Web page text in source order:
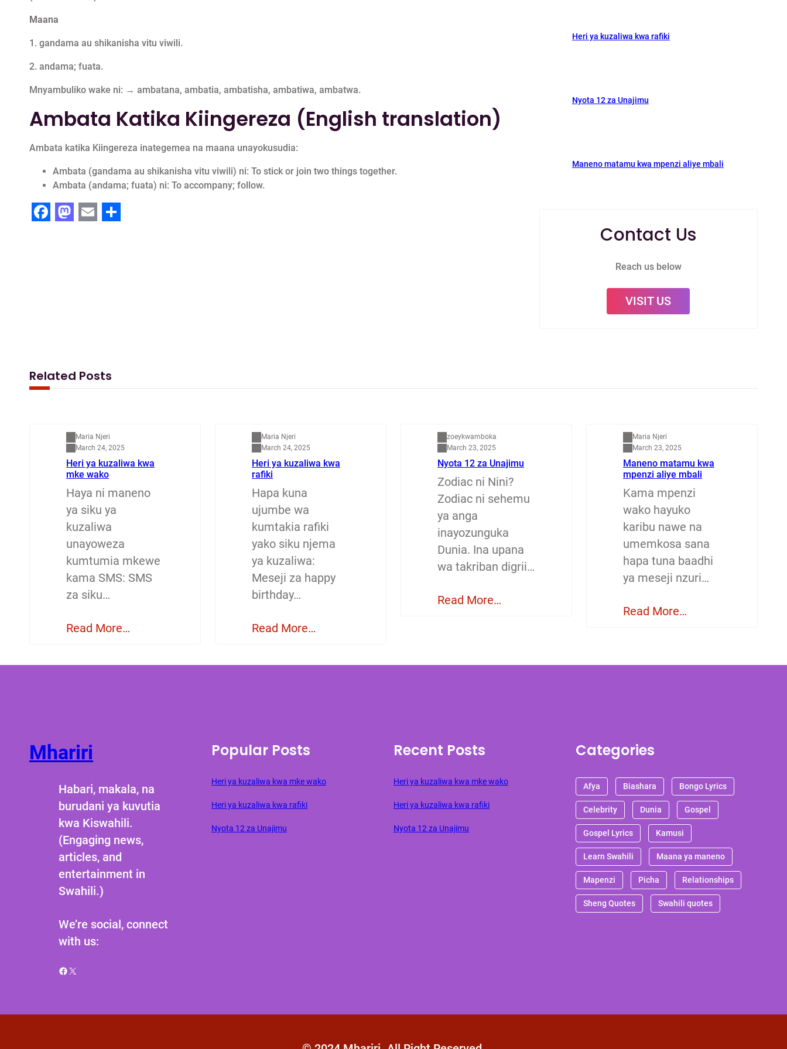
Maana
1. gandama au shikanisha vitu viwili.
2. andama; fuata.
Mnyambuliko wake ni: → ambatana, ambatia, ambatisha, ambatiwa, ambatwa.
Ambata Katika Kiingereza (English translation)
Ambata katika Kiingereza inategemea na maana unayokusudia:
Ambata (gandama au shikanisha vitu viwili) ni: To stick or join two things together.
Ambata (andama; fuata) ni: To accompany; follow.
Heri ya kuzaliwa kwa rafiki
Nyota 12 za Unajimu
Maneno matamu kwa mpenzi aliye mbali
Contact Us
Reach us below
VISIT US
Related Posts
Maria Njeri
March 24, 2025
Heri ya kuzaliwa kwa
mke wako
Haya ni maneno
ya siku ya
kuzaliwa
unayoweza
kumtumia mkewe
kama SMS: SMS
za siku…
Read More…
Maria Njeri
March 24, 2025
Heri ya kuzaliwa kwa
rafiki
Hapa kuna
ujumbe wa
kumtakia rafiki
yako siku njema
ya kuzaliwa:
Meseji za happy
birthday…
Read More…
zoeykwamboka
March 23, 2025
Nyota 12 za Unajimu
Zodiac ni Nini?
Zodiac ni sehemu
ya anga
inayozunguka
Dunia. Ina upana
wa takriban digrii…
Read More…
Maria Njeri
March 23, 2025
Maneno matamu kwa
mpenzi aliye mbali
Kama mpenzi
wako hayuko
karibu nawe na
umemkosa sana
hapa tuna baadhi
ya meseji nzuri…
Read More…
Mhariri
Habari, makala, na
burudani ya kuvutia
kwa Kiswahili.
(Engaging news,
articles, and
entertainment in
Swahili.)
We’re social, connect
with us:
Facebook X
Popular Posts
Heri ya kuzaliwa kwa mke wako
Heri ya kuzaliwa kwa rafiki
Nyota 12 za Unajimu
Recent Posts
Heri ya kuzaliwa kwa mke wako
Heri ya kuzaliwa kwa rafiki
Nyota 12 za Unajimu
Categories
Afya Biashara Bongo Lyrics
Celebrity Dunia Gospel
Gospel Lyrics Kamusi
Learn Swahili Maana ya maneno
Mapenzi Picha Relationships
Sheng Quotes Swahili quotes